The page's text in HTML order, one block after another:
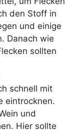
den Stoff in
und einige
Danach wie
sollten
schnell mit
eintrocknen.
und
Hier sollte